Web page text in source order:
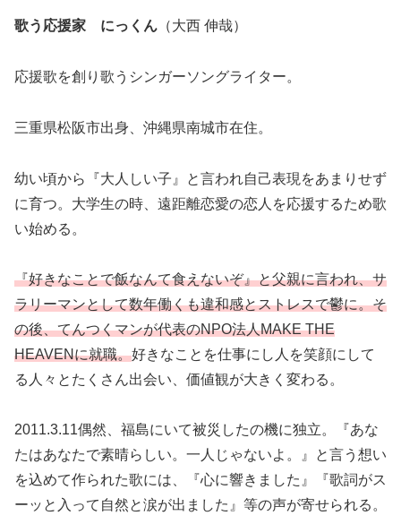
歌う応援家 にっくん （大西 伸哉）
応援歌を創り歌うシンガーソングライター。
三重県松阪市出身、沖縄県南城市在住。
幼い頃から『大人しい子』と言われ自己表現をあまりせず
に育つ。大学生の時、遠距離恋愛の恋人を応援するため歌
い始める。
『好きなことで飯なんて食えないぞ』と父親に言われ、サ
ラリーマンとして数年働くも違和感とストレスで鬱に。そ
の後、てんつくマンが代表のNPO法人MAKE THE
HEAVENに就職。好きなことを仕事にし人を笑顔にして
る人々とたくさん出会い、価値観が大きく変わる。
2011.3.11偶然、福島にいて被災したの機に独立。『あな
たはあなたで素晴らしい。一人じゃないよ。』と言う想い
を込めて作られた歌には、『心に響きました』『歌詞がス
ーッと入って自然と涙が出ました』等の声が寄せられる。